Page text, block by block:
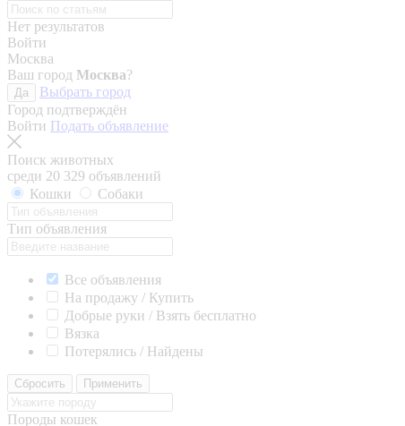
Нет результатов
Войти
Москва
Ваш город Москва?
Да
Выбрать город
Город подтверждён
Войти Подать объявление
Поиск животных
среди 20 329 объявлений
Кошки
Собаки
Тип объявления
Все объявления
На продажу / Купить
Добрые руки / Взять бесплатно
Вязка
Потерялись / Найдены
Сбросить Применить
Породы кошек